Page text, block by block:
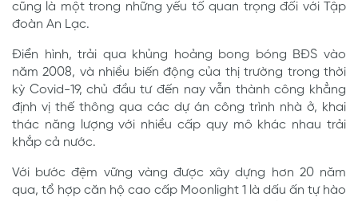
cũng là một trong những yếu tố quan trọng đối với Tập
đoàn An Lạc.
Điển hình, trải qua khủng hoảng bong bóng BĐS vào
năm 2008, và nhiều biến động của thị trường trong thời
kỳ Covid-19, chủ đầu tư đến nay vẫn thành công khẳng
định vị thế thông qua các dự án công trình nhà ở, khai
thác năng lượng với nhiều cấp quy mô khác nhau trải
khắp cả nước.
Với bước đệm vững vàng được xây dựng hơn 20 năm
qua, tổ hợp căn hộ cao cấp Moonlight 1 là dấu ấn tự hào